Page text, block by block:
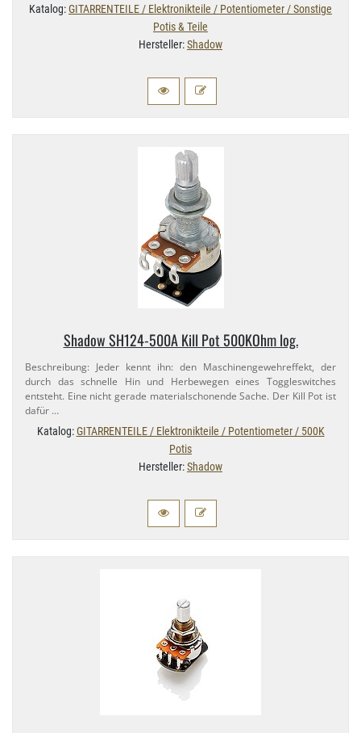
Katalog:GITARRENTEILE / Elektronikteile / Potentiometer / Sonstige
Potis & Teile
Hersteller:Shadow
Shadow SH124-​500A Kill Pot 500KOhm log.
Beschreibung: Jeder kennt ihn: den Maschinengewehreffekt, der
durch das schnelle Hin und Herbewegen eines Toggleswitches
entsteht. Eine nicht gerade materialschonende Sache. Der Kill Pot ist
dafür …
Katalog:GITARRENTEILE / Elektronikteile / Potentiometer / 500K
Potis
Hersteller:Shadow